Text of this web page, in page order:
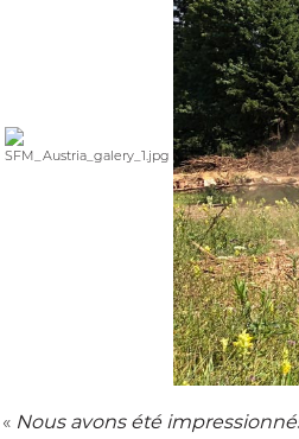
« Nous avons été